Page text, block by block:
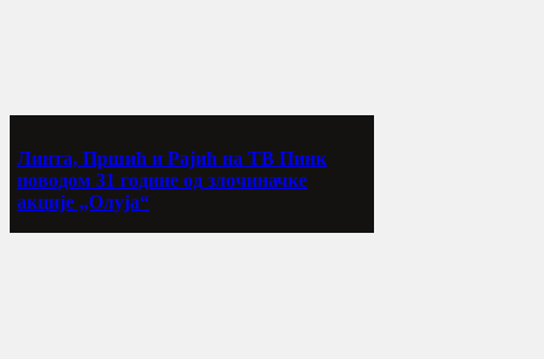
Линта, Пршић и Рајић на ТВ Пинк
поводом 31 године од злочиначке
акције „Олуја“